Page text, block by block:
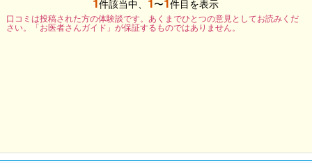
件該当中、 〜 件目を表示
口コミは投稿された方の体験談です。あくまでひとつの意見としてお読みくだ
さい。「お医者さんガイド」が保証するものではありません。